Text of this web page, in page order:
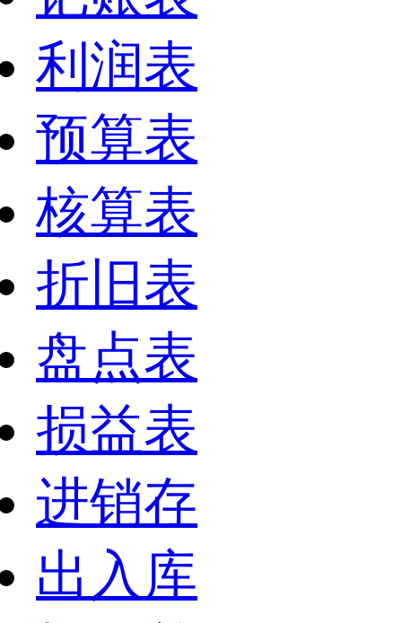
利润表
预算表
核算表
折旧表
盘点表
损益表
进销存
出入库